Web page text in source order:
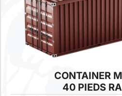
CONTAINER
40 PIEDS